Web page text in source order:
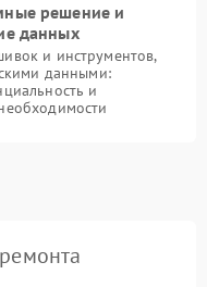
решение и
данных
и инструментов,
данными:
и